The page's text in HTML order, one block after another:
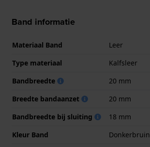
Band informatie
Materiaal Band
Leer
Type materiaal
Kalfsleer
Bandbreedte
20 mm
Breedte bandaanzet
20 mm
Bandbreedte bij sluiting
18 mm
Kleur Band
Donkerbruin